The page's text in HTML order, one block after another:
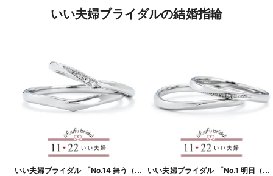
いい夫婦ブライダルの結婚指輪
いい夫婦ブライダル 「No.14 舞う（ま
いい夫婦ブライダル 「No.1 明日（あ